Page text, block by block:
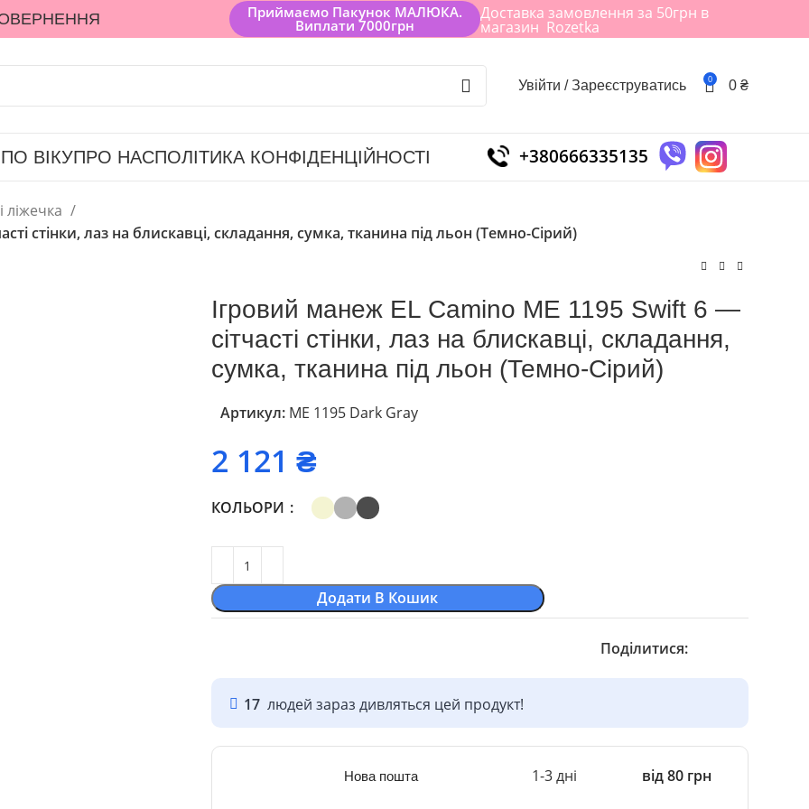
Приймаємо Пакунок МАЛЮКА.
Виплати 7000грн
Доставка замовлення за 50грн в
магазин Rozetka
Увійти / Зареєструватись 0 0 ₴
ВІКУПРО НАСПОЛІТИКА КОНФІДЕНЦІЙНОСТІ +380666335135
ліжечка
стінки, лаз на блискавці, складання, сумка, тканина під льон (Темно-Сірий)
Ігровий манеж EL Camino ME 1195 Swift 6 —
сітчасті стінки, лаз на блискавці, складання,
сумка, тканина під льон (Темно-Сірий)
Артикул: ME 1195 Dark Gray
₴
КОЛЬОРИ
Додати В Кошик
Поділитися:
17 людей зараз дивляться цей продукт!
Нова пошта 1-3 дні від 80 грн